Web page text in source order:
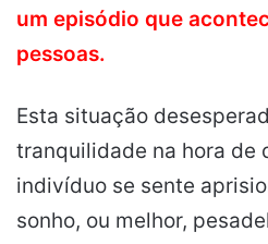
um episódio que
pessoas.
Esta situação
tranquilidade na hora de
indivíduo se sente
sonho, ou melhor,